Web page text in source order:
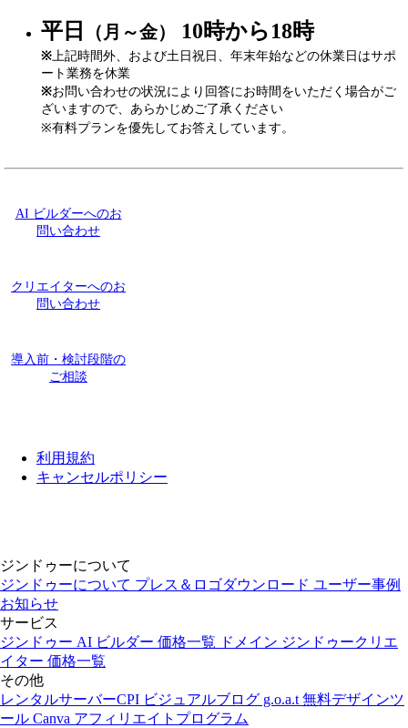
平日 （月～金） 10時から18時
※ 上記時間外、および土日祝日、年末年始などの休業日はサポ
ート業務を休業
※お問い合わせの状況により回答にお時間をいただく場合がご
ざいますので、あらかじめご了承ください
※有料プランを優先してお答えしています。
AI ビルダーへのお
問い合わせ
クリエイターへのお
問い合わせ
導入前・検討段階の
ご相談
利用規約
キャンセルポリシー
ジンドゥーについて
ジンドゥーについて プレス＆ロゴダウンロード ユーザー事例
お知らせ
サービス
ジンドゥー AI ビルダー 価格一覧 ドメイン ジンドゥークリエ
イター 価格一覧
その他
レンタルサーバーCPI ビジュアルブログ g.o.a.t 無料デザインツ
ール Canva アフィリエイトプログラム